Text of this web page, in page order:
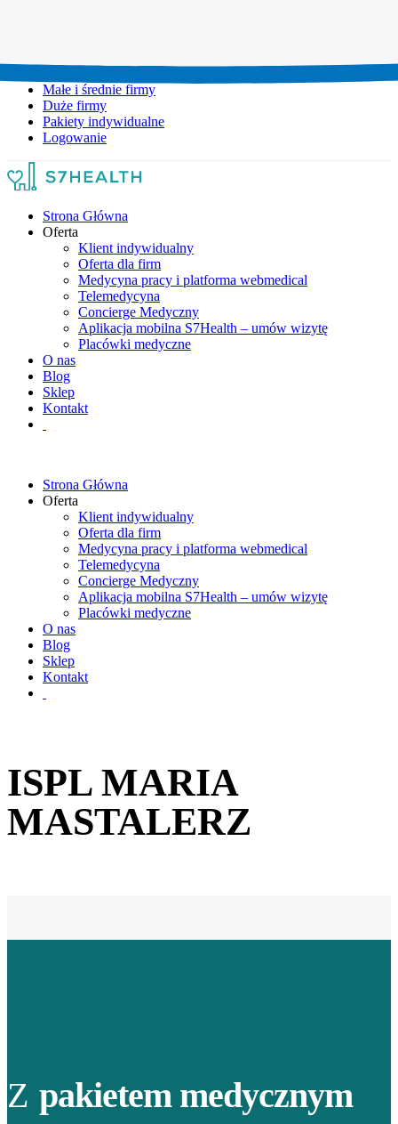
Małe i średnie firmy
Duże firmy
Pakiety indywidualne
Logowanie
Strona Główna
Oferta
Klient indywidualny
Oferta dla firm
Medycyna pracy i platforma webmedical
Telemedycyna
Concierge Medyczny
Aplikacja mobilna S7Health – umów wizytę
Placówki medyczne
O nas
Blog
Sklep
Kontakt
Strona Główna
Oferta
Klient indywidualny
Oferta dla firm
Medycyna pracy i platforma webmedical
Telemedycyna
Concierge Medyczny
Aplikacja mobilna S7Health – umów wizytę
Placówki medyczne
O nas
Blog
Sklep
Kontakt
ISPL MARIA
MASTALERZ
Z pakietem medycznym